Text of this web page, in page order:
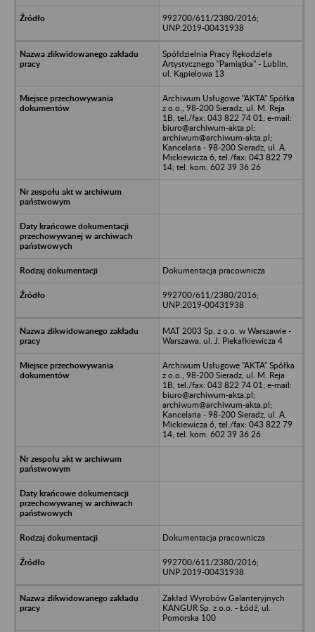
992700/611/2380/2016;
UNP:2019-00431938
Spółdzielnia Pracy Rękodzieła
Artystycznego "Pamiątka" - Lublin,
ul. Kąpielowa 13
Archiwum Usługowe "AKTA" Spółka
z o.o., 98-200 Sieradz, ul. M. Reja
1B, tel./fax: 043 822 74 01; e-mail:
biuro@archiwum-akta.pl;
archiwum@archiwum-akta.pl;
Kancelaria - 98-200 Sieradz, ul. A.
Mickiewicza 6, tel./fax: 043 822 79
14; tel. kom. 602 39 36 26
Dokumentacja pracownicza
992700/611/2380/2016;
UNP:2019-00431938
MAT 2003 Sp. z o.o. w Warszawie -
Warszawa, ul. J. Piekałkiewicza 4
Archiwum Usługowe "AKTA" Spółka
z o.o., 98-200 Sieradz, ul. M. Reja
1B, tel./fax: 043 822 74 01; e-mail:
biuro@archiwum-akta.pl;
archiwum@archiwum-akta.pl;
Kancelaria - 98-200 Sieradz, ul. A.
Mickiewicza 6, tel./fax: 043 822 79
14; tel. kom. 602 39 36 26
Dokumentacja pracownicza
992700/611/2380/2016;
UNP:2019-00431938
Zakład Wyrobów Galanteryjnych
KANGUR Sp. z o.o. - Łódź, ul.
Pomorska 100